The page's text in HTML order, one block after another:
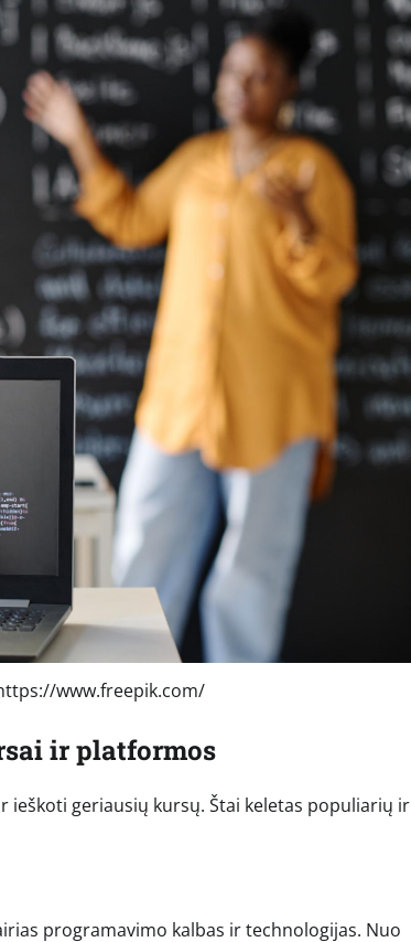
www.freepik.com/
ir platformos
geriausių kursų. Štai keletas populiarių ir
programavimo kalbas ir technologijas. Nuo